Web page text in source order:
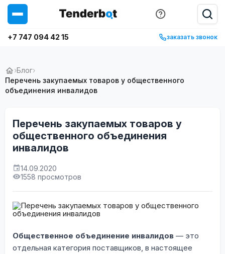
+7 747 094 42 15 заказать звонок
›Блог›
Перечень закупаемых товаров у общественного
объединения инвалидов
Перечень закупаемых товаров у
общественного объединения
инвалидов
14.09.2020
1558 просмотров
Общественное объединение инвалидов — это
отдельная категория поставщиков, в настоящее